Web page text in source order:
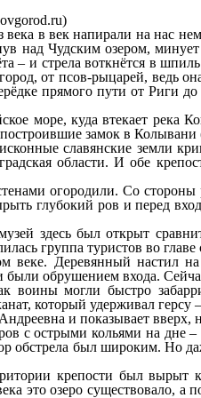
века в век напирали на
над Чудским озером,
и стрела воткнётся в
от псов-рыцарей, ведь
прямого пути от
море, куда втекает река
замок в
славянские земли
области. И обе
огородили. Со стороны
глубокий ров и перед
здесь был открыт
группа туристов во
веке. Деревянный
обрушением входа.
воины могли быстро
который удерживал
и показывает вверх,
с острыми кольями на дне
обстрела был широким. Но
крепости был вырыт
это озеро существовало,